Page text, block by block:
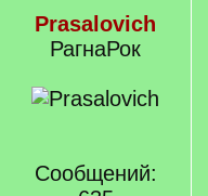
Prasalovich
РагнаРок
Сообщений: